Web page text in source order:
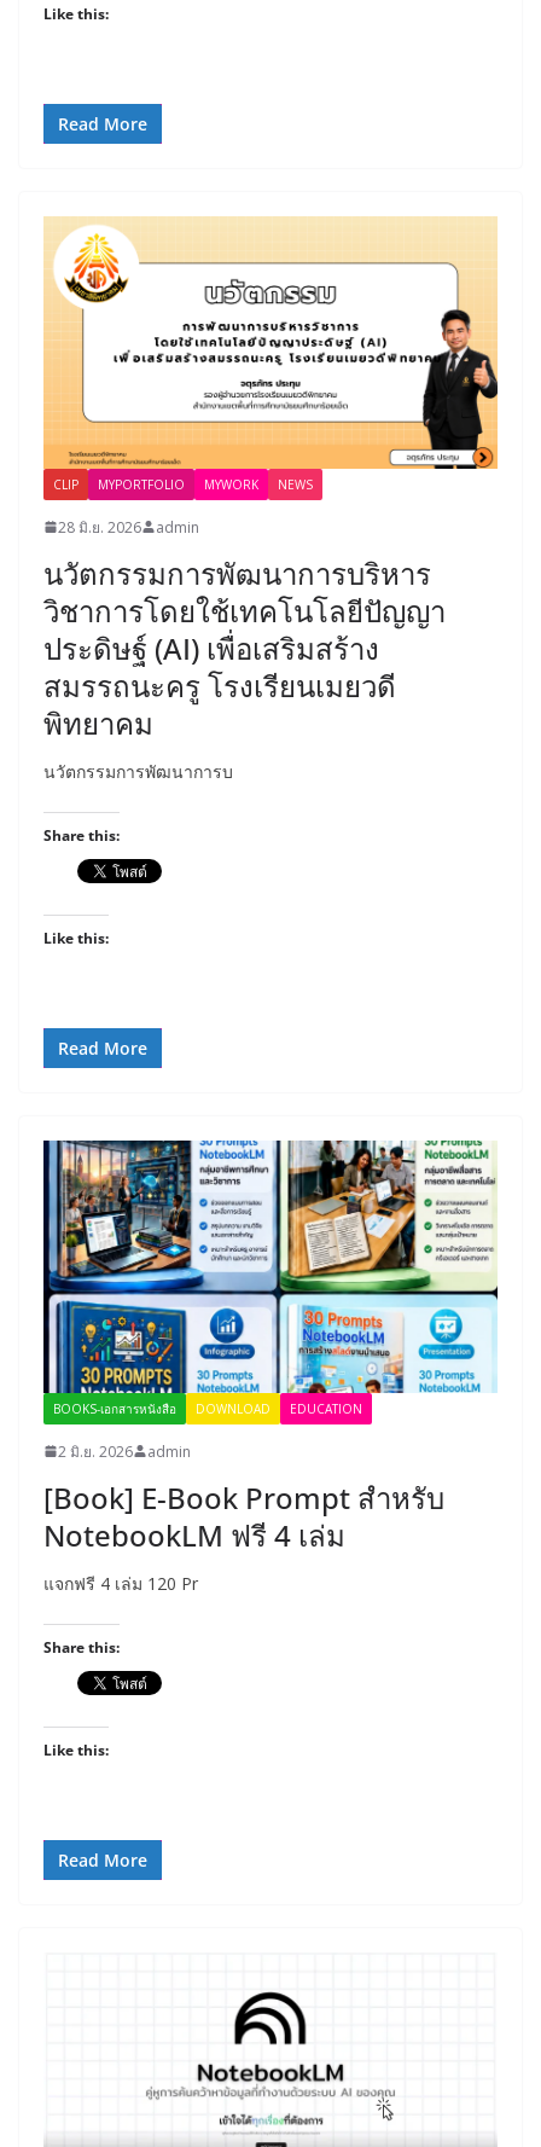
Like this:
Read More
CLIP MYPORTFOLIO MYWORK NEWS
28 มิ.ย. 2026 admin
นวัตกรรมการพัฒนาการบริหาร
วิชาการโดยใช้เทคโนโลยีปัญญา
ประดิษฐ์ (AI) เพื่อเสริมสร้าง
สมรรถนะครู โรงเรียนเมยวดี
พิทยาคม
นวัตกรรมการพัฒนาการบ
Share this:
Like this:
Read More
BOOKS-เอกสารหนังสือ DOWNLOAD EDUCATION
2 มิ.ย. 2026 admin
[Book] E-Book Prompt สำหรับ
NotebookLM ฟรี 4 เล่ม
แจกฟรี 4 เล่ม 120 Pr
Share this:
Like this:
Read More